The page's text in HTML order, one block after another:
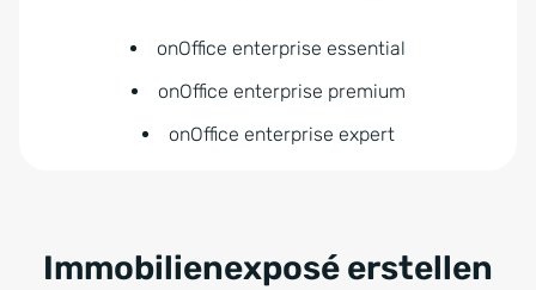
onOffice enterprise essential
onOffice enterprise premium
onOffice enterprise expert
Immobilienexposé erstellen